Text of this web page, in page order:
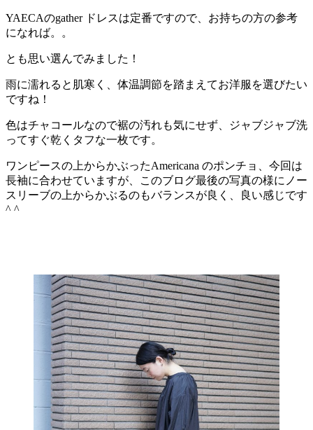
YAECAのgather ドレスは定番ですので、お持ちの方の参考
になれば。。
とも思い選んでみました！
雨に濡れると肌寒く、体温調節を踏まえてお洋服を選びたい
ですね！
色はチャコールなので裾の汚れも気にせず、ジャブジャブ洗
ってすぐ乾くタフな一枚です。
ワンピースの上からかぶったAmericana のポンチョ、今回は
長袖に合わせていますが、このブログ最後の写真の様にノー
スリーブの上からかぶるのもバランスが良く、良い感じです
^ ^